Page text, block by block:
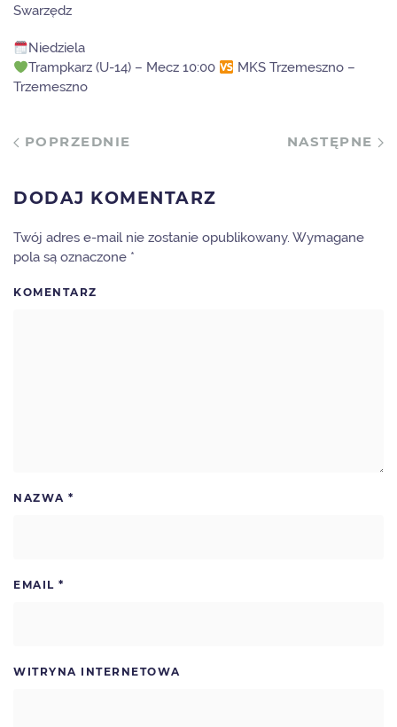
Swarzędz
Niedziela
Trampkarz (U-14) – Mecz 10:00
MKS Trzemeszno –
Trzemeszno
POPRZEDNIE NASTĘPNE
DODAJ KOMENTARZ
Twój adres e-mail nie zostanie opublikowany. Wymagane
pola są oznaczone *
KOMENTARZ
NAZWA *
EMAIL *
WITRYNA INTERNETOWA